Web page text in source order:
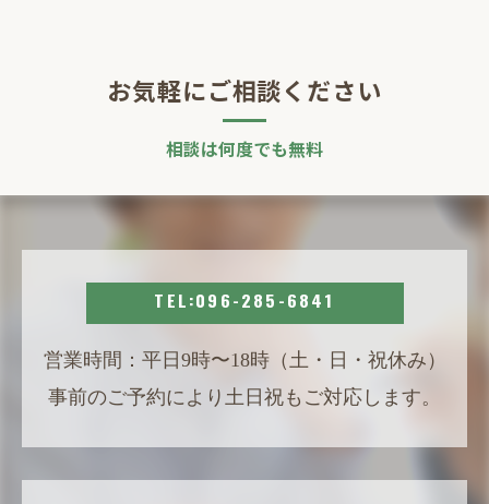
お気軽にご相談ください
相談は何度でも無料
TEL:096-285-6841
営業時間：平日9時〜18時（土・日・祝休み）
事前のご予約により土日祝もご対応します。